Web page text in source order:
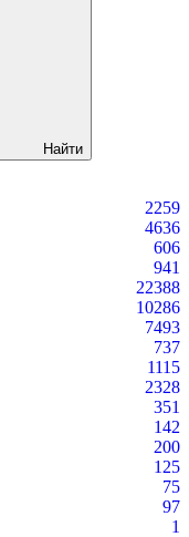
Найти
2259
4636
606
941
22388
10286
7493
737
1115
2328
351
142
200
125
75
97
1